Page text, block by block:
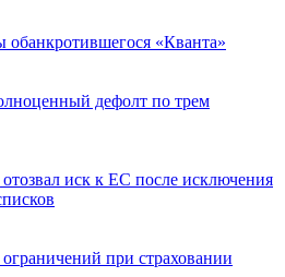
«Кванта»
дефолт по трем
иск к ЕС после исключения
при страховании